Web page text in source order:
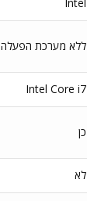
ללא מערכת הפעלה
Intel Core i7
כן
לא